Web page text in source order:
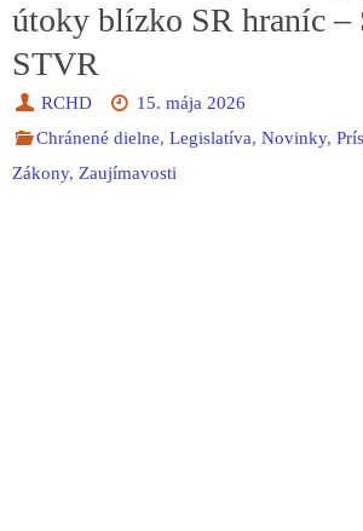
útoky blízko SR hraníc –
STVR
RCHD
15. mája 2026
Chránené dielne,Legislatíva,Novinky,
Zákony, Zaujímavosti